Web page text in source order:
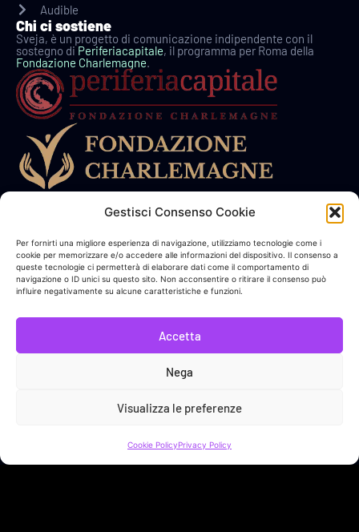
Gestisci Consenso Cookie
Per fornirti una migliore esperienza di navigazione, utilizziamo tecnologie come i
cookie per memorizzare e/o accedere alle informazioni del dispositivo. Il consenso a
queste tecnologie ci permetterà di elaborare dati come il comportamento di
navigazione o ID unici su questo sito. Non acconsentire o ritirare il consenso può
influire negativamente su alcune caratteristiche e funzioni.
Accetta
Nega
Visualizza le preferenze
Cookie PolicyPrivacy Policy
Audible
Chi ci sostiene
Sveja, è un progetto di comunicazione indipendente con il
sostegno diPeriferiacapitale, il programma per Roma della
Fondazione Charlemagne.
Link Utili
Sostieni Sveja!